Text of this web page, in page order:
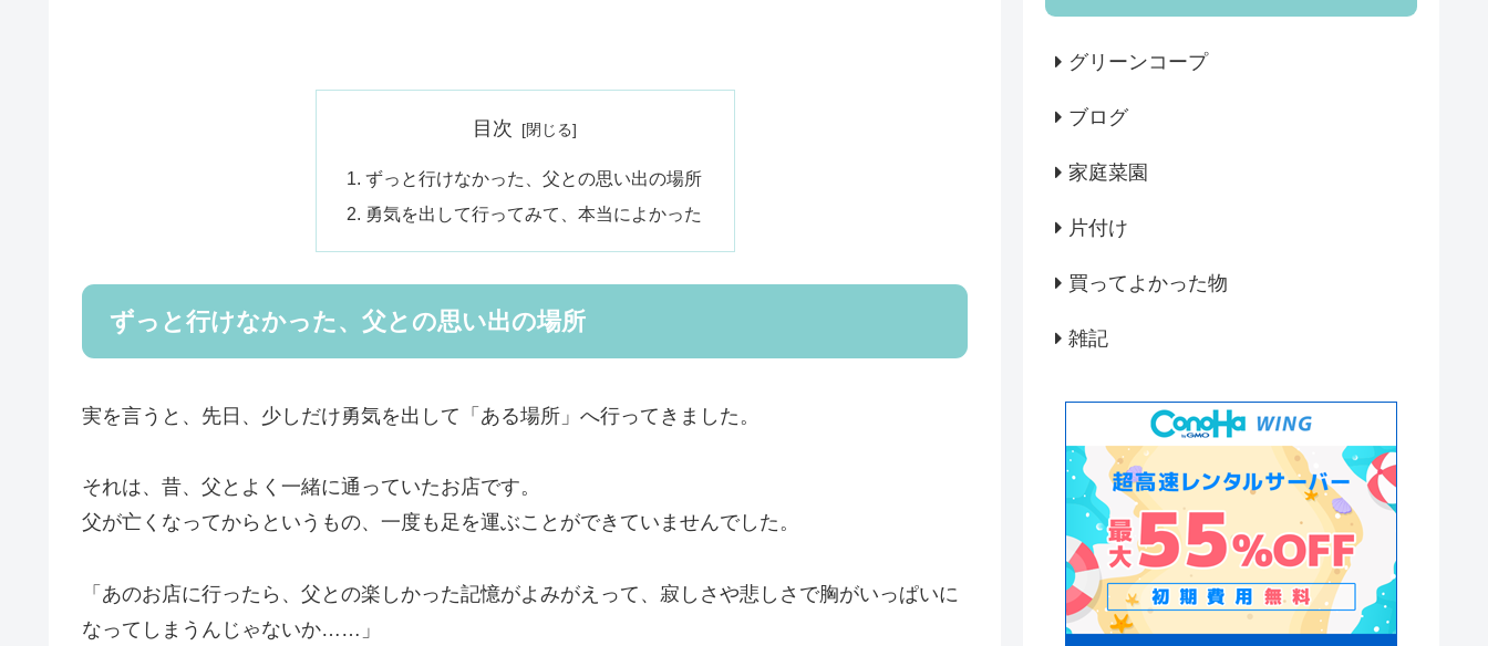
目次
ずっと行けなかった、父との思い出の場所
勇気を出して行ってみて、本当によかった
ずっと行けなかった、父との思い出の場所
実を言うと、先日、少しだけ勇気を出して「ある場所」へ行ってきました。
それは、昔、父とよく一緒に通っていたお店です。
父が亡くなってからというもの、一度も足を運ぶことができていませんでした。
「あのお店に行ったら、父との楽しかった記憶がよみがえって、寂しさや悲しさで胸がいっぱいに
なってしまうんじゃないか……」
グリーンコープ
ブログ
家庭菜園
片付け
買ってよかった物
雑記